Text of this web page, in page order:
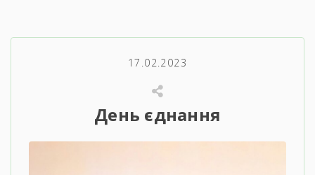
17.02.2023
День єднання